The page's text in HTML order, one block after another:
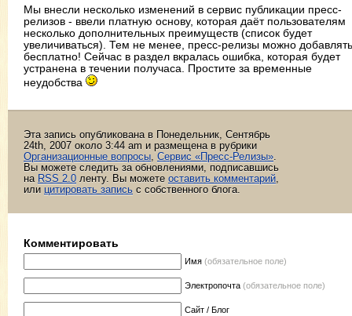
Мы внесли несколько изменений в сервис публикации пресс-
релизов - ввели платную основу, которая даёт пользователям
несколько дополнительных преимуществ (список будет
увеличиваться). Тем не менее, пресс-релизы можно добавлять
бесплатно! Сейчас в раздел вкралась ошибка, которая будет
устранена в течении получаса. Простите за временные
неудобства
Эта запись опубликована в Понедельник, Сентябрь
24th, 2007 около 3:44 am и размещена в рубрики
Организационные вопросы, Сервис «Пресс-Релизы».
Вы можете следить за обновлениями, подписавшись
на RSS 2.0 ленту. Вы можете оставить комментарий,
или цитировать запись с собственного блога.
Комментировать
Имя (обязательное поле)
Электропочта (обязательное поле)
Сайт / Блог